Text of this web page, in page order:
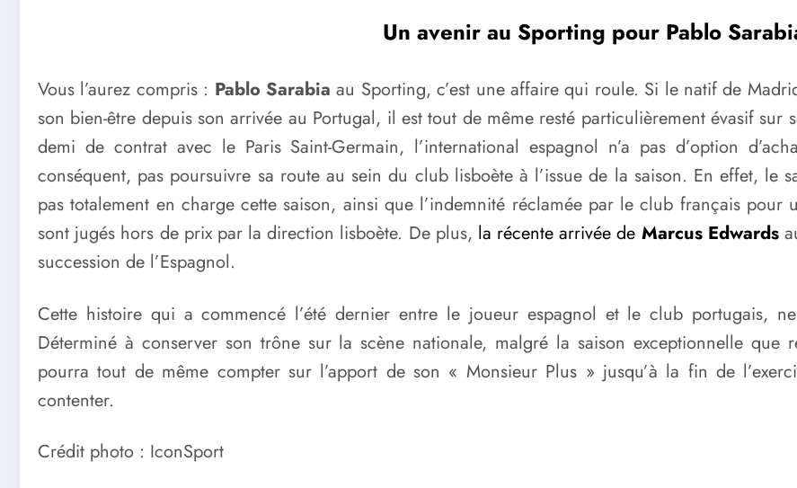
Un avenir au Sporting pour Pablo
Vous l’aurez compris : Pablo Sarabia au Sporting, c’est une affaire qui roule. Si le natif de
son bien-être depuis son arrivée au Portugal, il est tout de même resté particulièrement évasif
demi de contrat avec le Paris Saint-Germain, l’international espagnol n’a pas d’option
conséquent, pas poursuivre sa route au sein du club lisboète à l’issue de la saison. En effet,
pas totalement en charge cette saison, ainsi que l’indemnité réclamée par le club français pour
sont jugés hors de prix par la direction lisboète. De plus, la récente arrivée de Marcus Edwards
succession de l’Espagnol.
Cette histoire qui a commencé l’été dernier entre le joueur espagnol et le club portugais,
Déterminé à conserver son trône sur la scène nationale, malgré la saison exceptionnelle que
pourra tout de même compter sur l’apport de son « Monsieur Plus » jusqu’à la fin de
contenter.
Crédit photo : IconSport